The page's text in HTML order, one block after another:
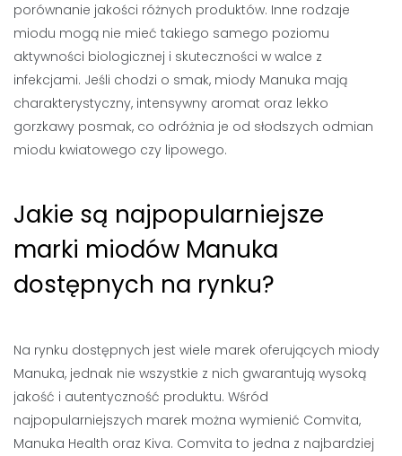
porównanie jakości różnych produktów. Inne rodzaje
miodu mogą nie mieć takiego samego poziomu
aktywności biologicznej i skuteczności w walce z
infekcjami. Jeśli chodzi o smak, miody Manuka mają
charakterystyczny, intensywny aromat oraz lekko
gorzkawy posmak, co odróżnia je od słodszych odmian
miodu kwiatowego czy lipowego.
Jakie są najpopularniejsze
marki miodów Manuka
dostępnych na rynku?
Na rynku dostępnych jest wiele marek oferujących miody
Manuka, jednak nie wszystkie z nich gwarantują wysoką
jakość i autentyczność produktu. Wśród
najpopularniejszych marek można wymienić Comvita,
Manuka Health oraz Kiva. Comvita to jedna z najbardziej